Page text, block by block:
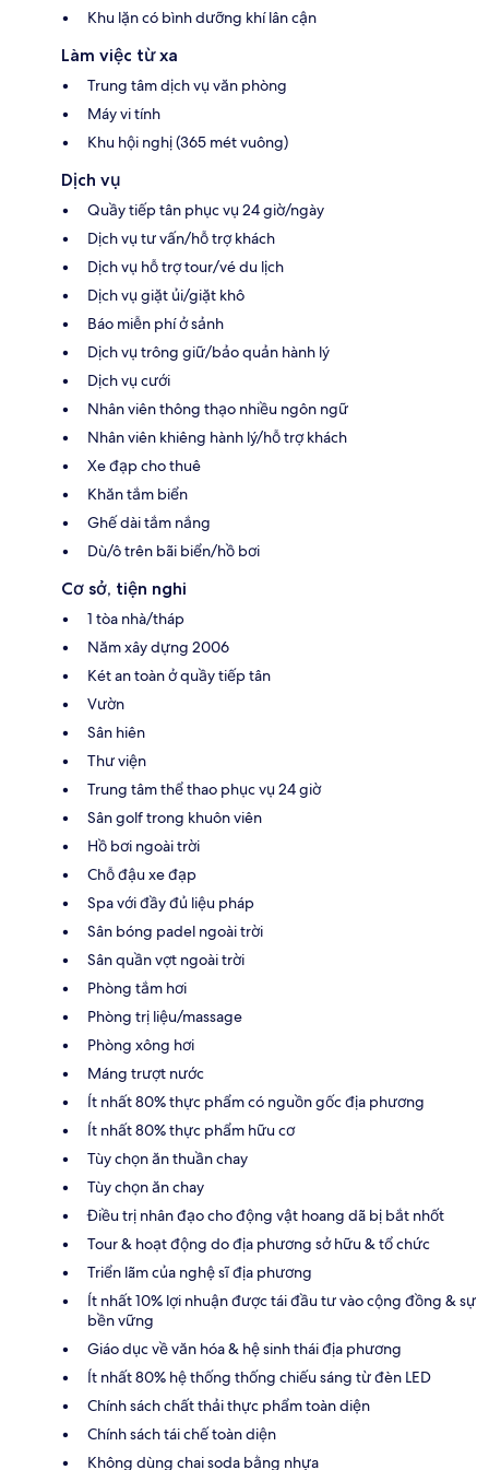
Khu lặn có bình dưỡng khí lân cận
Làm việc từ xa
Trung tâm dịch vụ văn phòng
Máy vi tính
Khu hội nghị (365 mét vuông)
Dịch vụ
Quầy tiếp tân phục vụ 24 giờ/ngày
Dịch vụ tư vấn/hỗ trợ khách
Dịch vụ hỗ trợ tour/vé du lịch
Dịch vụ giặt ủi/giặt khô
Báo miễn phí ở sảnh
Dịch vụ trông giữ/bảo quản hành lý
Dịch vụ cưới
Nhân viên thông thạo nhiều ngôn ngữ
Nhân viên khiêng hành lý/hỗ trợ khách
Xe đạp cho thuê
Khăn tắm biển
Ghế dài tắm nắng
Dù/ô trên bãi biển/hồ bơi
Cơ sở, tiện nghi
1 tòa nhà/tháp
Năm xây dựng 2006
Két an toàn ở quầy tiếp tân
Vườn
Sân hiên
Thư viện
Trung tâm thể thao phục vụ 24 giờ
Sân golf trong khuôn viên
Hồ bơi ngoài trời
Chỗ đậu xe đạp
Spa với đầy đủ liệu pháp
Sân bóng padel ngoài trời
Sân quần vợt ngoài trời
Phòng tắm hơi
Phòng trị liệu/massage
Phòng xông hơi
Máng trượt nước
Ít nhất 80% thực phẩm có nguồn gốc địa phương
Ít nhất 80% thực phẩm hữu cơ
Tùy chọn ăn thuần chay
Tùy chọn ăn chay
Điều trị nhân đạo cho động vật hoang dã bị bắt nhốt
Tour & hoạt động do địa phương sở hữu & tổ chức
Triển lãm của nghệ sĩ địa phương
Ít nhất 10% lợi nhuận được tái đầu tư vào cộng đồng & sự
bền vững
Giáo dục về văn hóa & hệ sinh thái địa phương
Ít nhất 80% hệ thống thống chiếu sáng từ đèn LED
Chính sách chất thải thực phẩm toàn diện
Chính sách tái chế toàn diện
Không dùng chai soda bằng nhựa